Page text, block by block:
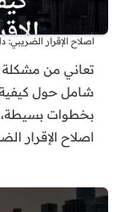
اصلاح الإقرار
تعاني من مشكلة
شامل حول كيفية
بخطوات
اصلاح الإقرار